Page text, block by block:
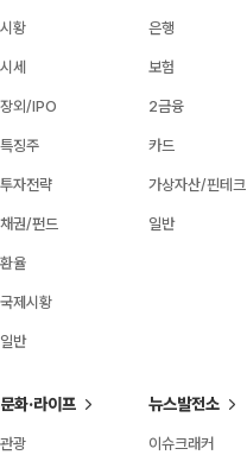
시황
시세
장외/IPO
특징주
투자전략
채권/펀드
환율
국제시황
일반
은행
보험
2금융
카드
가상자산/핀테크
일반
문화·라이프
관광
뉴스발전소
이슈크래커